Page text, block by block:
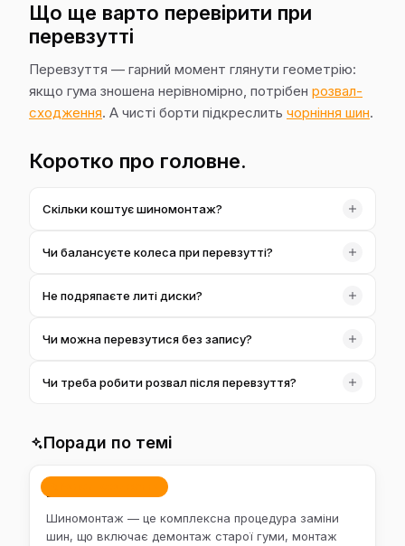
Що ще варто перевірити при
перевзутті
Перевзуття — гарний момент глянути геометрію:
якщо гума зношена нерівномірно, потрібен розвал-
сходження. А чисті борти підкреслить чорніння шин.
Коротко про головне.
Скільки коштує шиномонтаж?
сума залежить від діаметра й типу авто.
Чи балансуєте колеса при перевзутті?
— без нього на швидкості буде вібрація керма.
Не подряпаєте литі диски?
акуратно з бортами — це для нас норма, а не опція.
Чи можна перевзутися без запису?
зателефонувати: підберемо час без черги.
Чи треба робити розвал після перевзуття?
сходження.
Поради по темі
Шиномонтаж — це комплексна процедура заміни
шин, що включає демонтаж старої гуми, монтаж